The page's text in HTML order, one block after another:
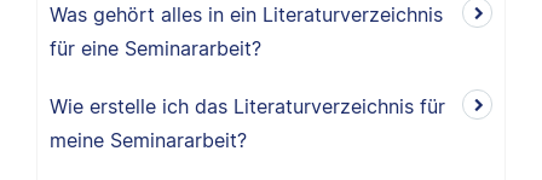
Was gehört alles in ein Literaturverzeichnis
für eine Seminararbeit?
Wie erstelle ich das Literaturverzeichnis für
meine Seminararbeit?